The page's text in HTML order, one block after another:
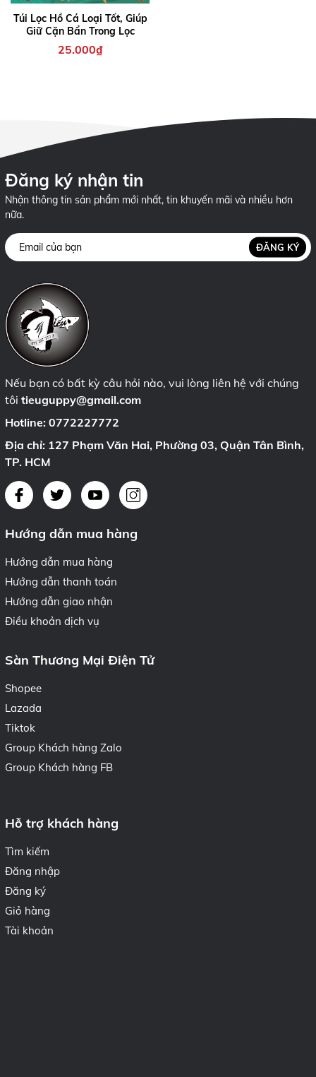
Túi Lọc Hồ Cá Loại Tốt, Giúp
Giữ Cặn Bẩn Trong Lọc
25.000₫
Đăng ký nhận tin
Nhận thông tin sản phẩm mới nhất, tin khuyến mãi và nhiều hơn
nữa.
ĐĂNG KÝ
Nếu bạn có bất kỳ câu hỏi nào, vui lòng liên hệ với chúng
tôi tieuguppy@gmail.com
Hotline: 0772227772
Địa chỉ: 127 Phạm Văn Hai, Phường 03, Quận Tân Bình,
TP. HCM
Hướng dẫn mua hàng
Hướng dẫn mua hàng
Hướng dẫn thanh toán
Hướng dẫn giao nhận
Điều khoản dịch vụ
Sàn Thương Mại Điện Tử
Shopee
Lazada
Tiktok
Group Khách hàng Zalo
Group Khách hàng FB
Hỗ trợ khách hàng
Tìm kiếm
Đăng nhập
Đăng ký
Giỏ hàng
Tài khoản